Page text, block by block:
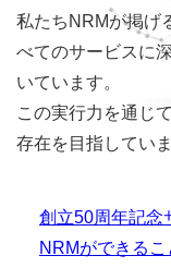
私たちNRMが掲げ
べてのサービスに深
いています。
この実行力を通じ
存在を目指していま
創立50周年記念
NRMができるこ